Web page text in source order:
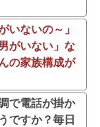
いないの～」
がいない」な
の家族構成が
で電話が掛か
ですか？毎日